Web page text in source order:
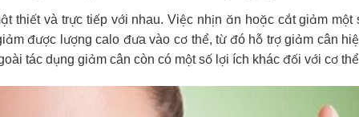
thiết và trực tiếp với nhau. Việc nhịn ăn hoặc cắt giảm một
được lượng calo đưa vào cơ thể, từ đó hỗ trợ giảm cân
tác dụng giảm cân còn có một số lợi ích khác đối với cơ